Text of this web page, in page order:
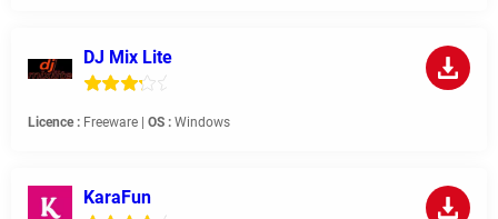
DJ Mix Lite
Licence : Freeware | OS : Windows
KaraFun